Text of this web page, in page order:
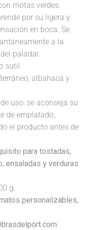
motas verdes.
por su ligera y
en boca. Se
a la
paladar.
sutil.
albahaca y
uso: se aconseja su
de emplatado,
el producto antes de
para tostadas,
ensaladas y verduras
g.
personalizables,